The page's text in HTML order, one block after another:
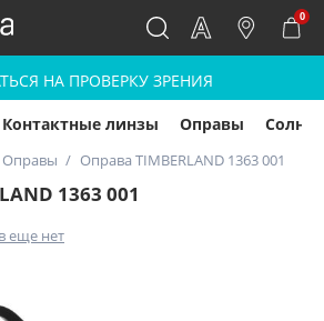
0
НА ПРОВЕРКУ ЗРЕНИЯ
Контактные линзы Оправы
Оправы Оправа TIMBERLAND 1363 001
1363 001
еще нет